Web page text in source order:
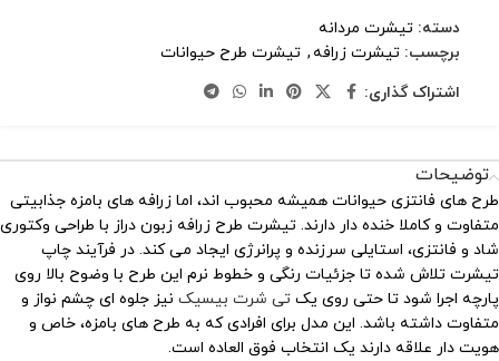
دسته: تیشرت مردانه
برچسب: تیشرت زرافه , تیشرت طرح حیوانات
اشتراک گذاری:
توضیحات
طرح های فانتزی حیوانات همیشه محبوب اند، اما زرافه های بامزه جذابیتی
متفاوت و کاملا خنده دار دارند. تیشرت طرح زرافه زبون دراز با طراحی وکتوری
شاد و فانتزی، استایلی سرزنده و پرانرژی ایجاد می کند. در فرآیند چاپ
تیشرت تلاش شده تا جزئیات رنگی و خطوط نرم این طرح با وضوح بالا روی
پارچه اجرا شود تا حتی روی یک تی شرت بیسیک نیز جلوه ای چشم نواز و
متفاوت داشته باشد. این مدل برای افرادی که به طرح های بامزه، خاص و
هویت دار علاقه دارند یک انتخاب فوق العاده است.